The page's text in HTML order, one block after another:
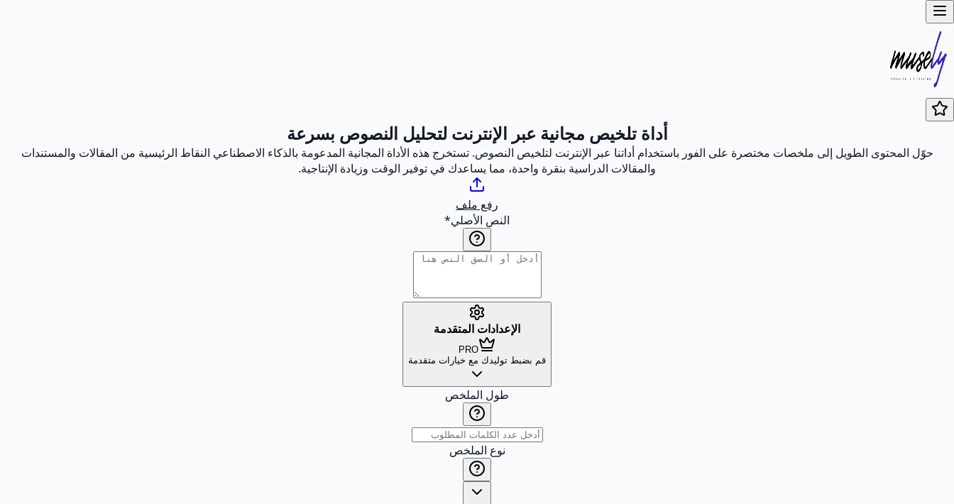
أداة تلخيص مجانية عبر الإنترنت لتحليل النصوص بسرعة
حوّل المحتوى الطويل إلى ملخصات مختصرة على الفور باستخدام أداتنا عبر الإنترنت لتلخيص النصوص. تستخرج هذه الأداة المجانية المدعومة بالذكاء الاصطناعي النقاط الرئيسية من المقالات والمستندات
والمقالات الدراسية بنقرة واحدة، مما يساعدك في توفير الوقت وزيادة الإنتاجية.
رفع ملف
النص الأصلي*
الإعدادات المتقدمة
PRO
قم بضبط توليدك مع خيارات متقدمة
طول الملخص
نوع الملخص